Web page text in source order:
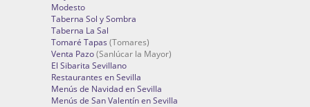
Modesto
Taberna Sol y Sombra
Taberna La Sal
Tomaré Tapas (Tomares)
Venta Pazo(Sanlúcar la Mayor)
El Sibarita Sevillano
Restaurantes en Sevilla
Menús de Navidad en Sevilla
Menús de San Valentín en Sevilla